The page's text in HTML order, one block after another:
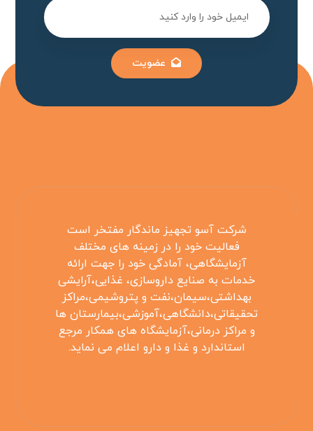
عضویت
شرکت آسو تجهیز ماندگار مفتخر است
فعالیت خود را در زمینه های مختلف
آزمایشگاهی، آمادگی خود را جهت ارائه
خدمات به صنایع داروسازی، غذایی،آرایشی
بهداشتی،سیمان،نفت و پتروشیمی،مراکز
تحقیقاتی،دانشگاهی،آموزشی،بیمارستان ها
و مراکز درمانی،آزمایشگاه های همکار مرجع
استاندارد و غذا و دارو اعلام می نماید.